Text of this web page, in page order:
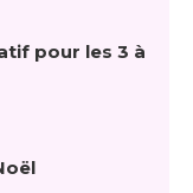
pour les 3 à